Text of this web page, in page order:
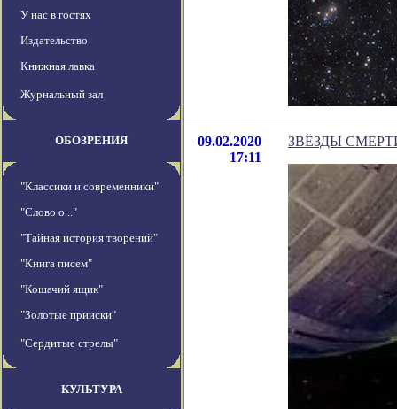
У нас в гостях
Издательство
Книжная лавка
Журнальный зал
ОБОЗРЕНИЯ
"Классики и современники"
"Слово о..."
"Тайная история творений"
"Книга писем"
"Кошачий ящик"
"Золотые прииски"
"Сердитые стрелы"
КУЛЬТУРА
09.02.2020
17:11
ЗВЁЗДЫ